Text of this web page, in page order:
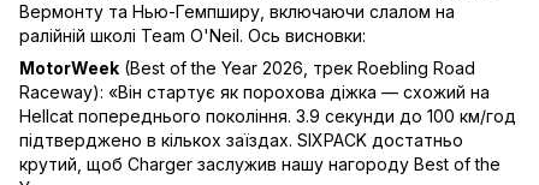
Вермонту та Нью-Гемпширу, включаючи слалом на
ралійній школі Team O'Neil. Ось висновки:
MotorWeek (Best of the Year 2026, трек Roebling Road
Raceway): «Він стартує як порохова діжка — схожий на
Hellcat попереднього покоління. 3.9 секунди до 100 км/год
підтверджено в кількох заїздах. SIXPACK достатньо
крутий, щоб Charger заслужив нашу нагороду Best of the